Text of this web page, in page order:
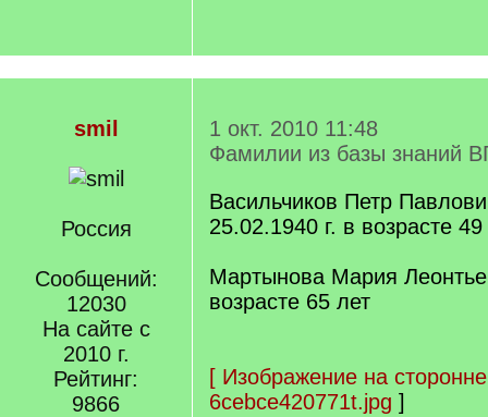
smil
Россия
Сообщений:
12030
На сайте с
2010 г.
Рейтинг:
9866
1 окт. 2010 11:48
Фамилии из базы знаний
Васильчиков Петр
25.02.1940 г. в возрасте 49
Мартынова Мария
возрасте 65 лет
[ Изображение на
6cebce420771t.jpg ]